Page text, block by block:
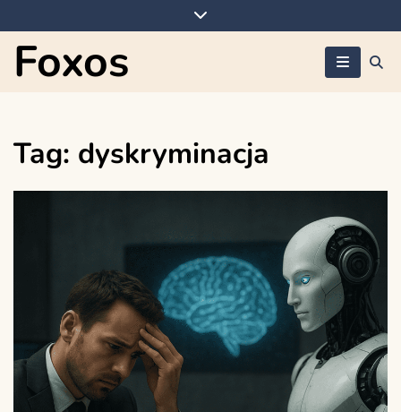
to
content
Foxos
Tag: dyskryminacja